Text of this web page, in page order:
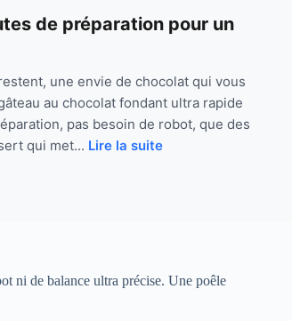
de préparation pour un
une envie de chocolat qui vous
au chocolat fondant ultra rapide
pas besoin de robot, que des
qui met... Lire la suite
ni de balance ultra précise. Une poêle